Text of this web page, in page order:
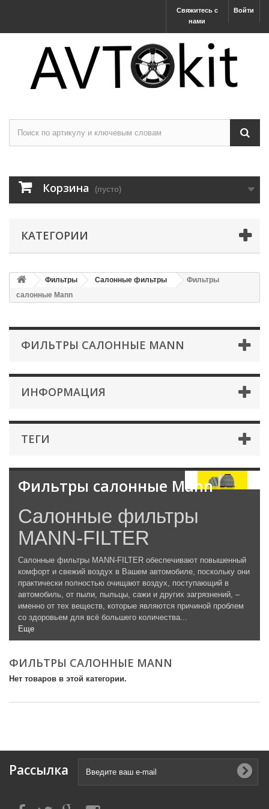
Войти
Свяжитесь с
нами
Корзина (пусто)
КАТЕГОРИИ
Фильтры Салонные фильтры
Фильтры
салонные Mann
ФИЛЬТРЫ САЛОННЫЕ MANN
ИНФОРМАЦИЯ
ТЕГИ
Фильтры салонные Mann
Салонные фильтры
MANN-FILTER
Салонные фильтры MANN-FILTER обеспечивают повышенный
комфорт и свежий воздух в Вашем автомобиле, поскольку они
практически полностью очищают воздух, поступающий в
автомобиль, от пыли, пыльцы, сажи и других загрязнений, –
именно от тех веществ, которые являются причиной проблем
со здоровьем для всё большего количества...
Еще
ФИЛЬТРЫ САЛОННЫЕ MANN
Нет товаров в этой категории.
Рассылка